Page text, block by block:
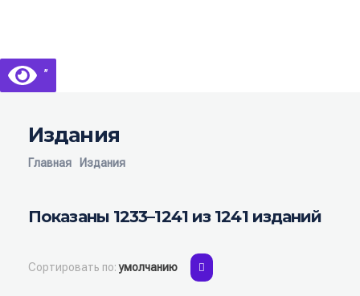
’’
Главная Издания
Издания
Показаны 1233–1241 из 1241 изданий
Сортировать по:умолчанию